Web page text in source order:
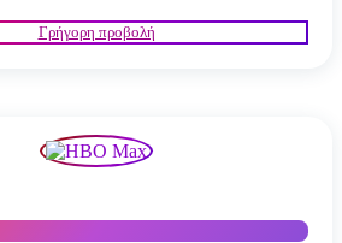
Γρήγορη προβολή